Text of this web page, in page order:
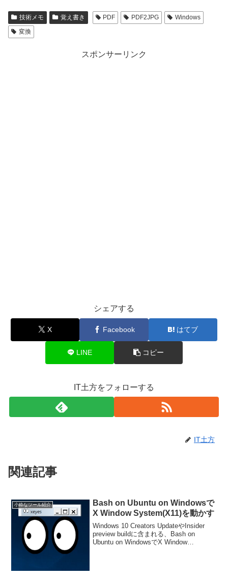
技術メモ 覚え書き PDF PDF2JPG
Windows
変換
スポンサーリンク
シェアする
X Facebook はてブ
LINE コピー
IT土方をフォローする
IT土方
関連記事
小粋なツール紹介
Bash on Ubuntu on Windowsで
X Window System(X11)を動かす
Windows 10 Creators UpdateやInsider
preview buildに含まれる、Bash on
Ubuntu on WindowsでX Window